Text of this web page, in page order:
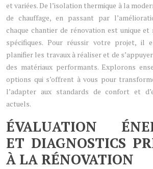
et variées. De l’isolation thermique à la
de chauffage, en passant par
chaque chantier de rénovation est unique et
spécifiques. Pour réussir votre projet, il
planifier les travaux à réaliser et de
des matériaux performants. Explorons
options qui s’offrent à vous pour
l’adapter aux standards de confort et
actuels.
ÉVALUATION
ET DIAGNOSTICS
À LA RÉNOVATION